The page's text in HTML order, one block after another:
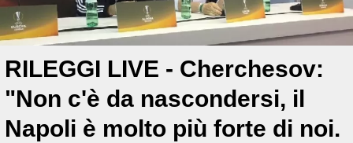
RILEGGI LIVE - Cherchesov:
"Non c'è da nascondersi, il
Napoli è molto più forte di noi.